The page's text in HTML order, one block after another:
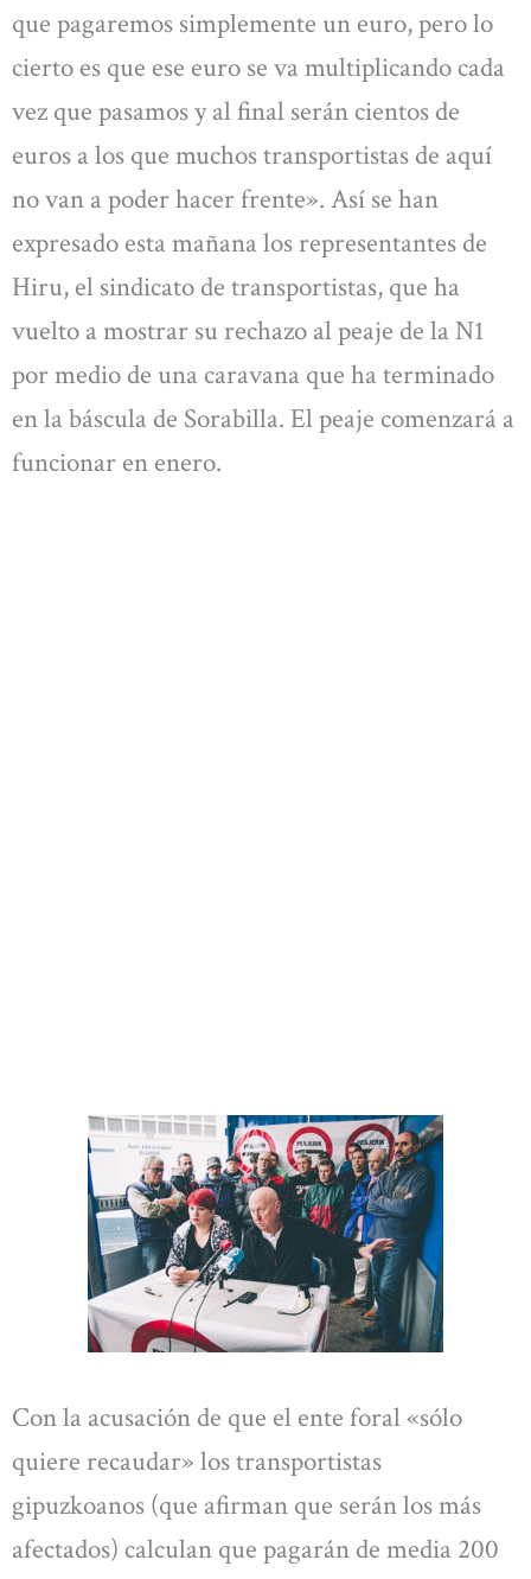
que pagaremos simplemente un euro, pero lo
cierto es que ese euro se va multiplicando cada
vez que pasamos y al final serán cientos de
euros a los que muchos transportistas de aquí
no van a poder hacer frente». Así se han
expresado esta mañana los representantes de
Hiru, el sindicato de transportistas, que ha
vuelto a mostrar su rechazo al peaje de la N1
por medio de una caravana que ha terminado
en la báscula de Sorabilla. El peaje comenzará a
funcionar en enero.
Con la acusación de que el ente foral «sólo
quiere recaudar» los transportistas
gipuzkoanos (que afirman que serán los más
afectados) calculan que pagarán de media 200